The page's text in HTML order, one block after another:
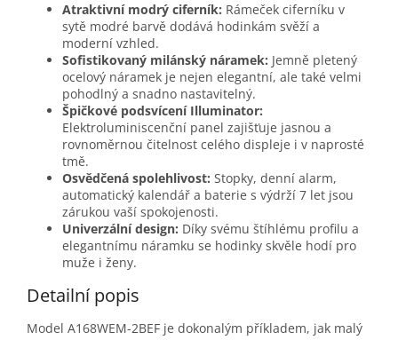
Atraktivní modrý ciferník: Rámeček ciferníku v
sytě modré barvě dodává hodinkám svěží a
moderní vzhled.
Sofistikovaný milánský náramek: Jemně pletený
ocelový náramek je nejen elegantní, ale také velmi
pohodlný a snadno nastavitelný.
Špičkové podsvícení Illuminator:
Elektroluminiscenční panel zajišťuje jasnou a
rovnoměrnou čitelnost celého displeje i v naprosté
tmě.
Osvědčená spolehlivost: Stopky, denní alarm,
automatický kalendář a baterie s výdrží 7 let jsou
zárukou vaší spokojenosti.
Univerzální design: Díky svému štíhlému profilu a
elegantnímu náramku se hodinky skvěle hodí pro
muže i ženy.
Detailní popis
Model A168WEM-2BEF je dokonalým příkladem, jak malý